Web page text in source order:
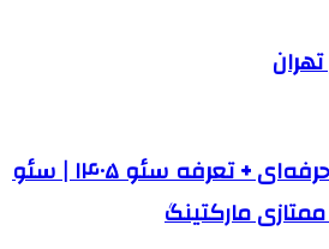
🔍 خدمات سئو حرفه‌ای + تعرفه سئو ۱۴۰۵ | سئو
مارکتینگ